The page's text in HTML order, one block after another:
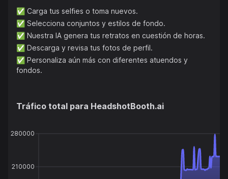
rápida y económica.
✅ Carga tus selfies o toma nuevos.
✅ Selecciona conjuntos y estilos de fondo.
✅ Nuestra IA genera tus retratos en cuestión de horas.
✅ Descarga y revisa tus fotos de perfil.
✅ Personaliza aún más con diferentes atuendos y
fondos.
Tráfico total para HeadshotBooth.ai
210000
280000